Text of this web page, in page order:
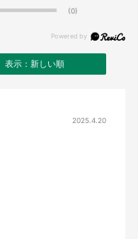
(0)
表示：新しい順
2025.4.20